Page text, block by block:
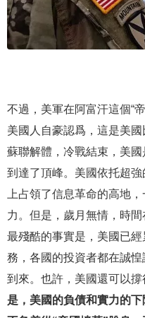
不過，美軍在阿富汗這個“
美國人自豪認爲，這是美
蘇聯解體，冷戰結束，美
到達了頂峰。美國依托超
上占領了信息革命的高地
力。但是，歲月無情，時
最殘酷的事實是，美國已
務，各國的投資者都在誠
到來。也許，美國還可以撐
是，美國的負債和實力的